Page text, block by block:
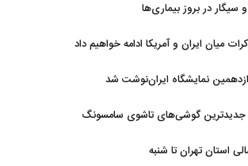
در بروز بیماری‌ها
میان ایران و آمریکا ادامه خواهیم داد
نمایشگاه ایران‌نوشت شد
گوشی‌های تاشوی سامسونگ
استان تهران تا شنبه